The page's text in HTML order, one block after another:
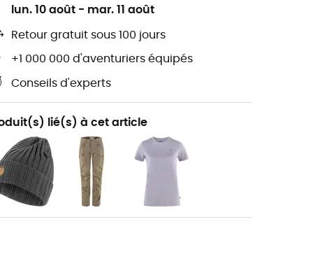
lun. 10 août - mar. 11 août
Retour gratuit sous 100 jours
+1 000 000 d'aventuriers équipés
Conseils d'experts
lié(s) à cet article